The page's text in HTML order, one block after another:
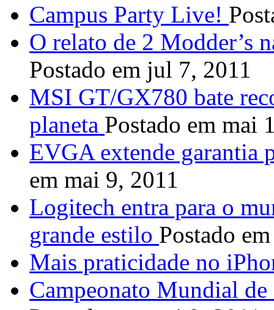
Campus Party Live!
O relato de 2 Modder’s
Postado em jul 7, 2011
MSI GT/GX780 bate
planeta Postado em mai
EVGA extende garantia
em mai 9, 2011
Logitech entra para o
grande estilo Postado
Mais praticidade no
Campeonato Mundial